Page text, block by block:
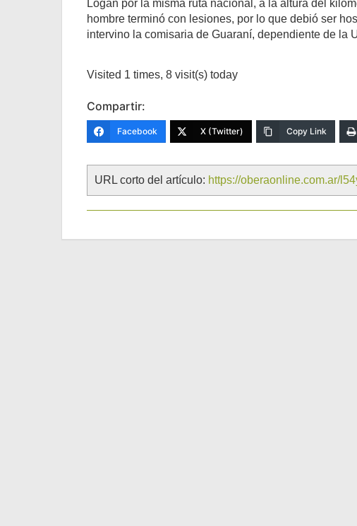
Logan por la misma ruta nacional, a la altura del
hombre terminó con lesiones, por lo que debió ser
intervino la comisaria de Guaraní, dependiente de la
Visited 1 times, 8 visit(s) today
Compartir:
Facebook X (Twitter) Copy Link
URL corto del artículo: https://oberaonline.com.ar/